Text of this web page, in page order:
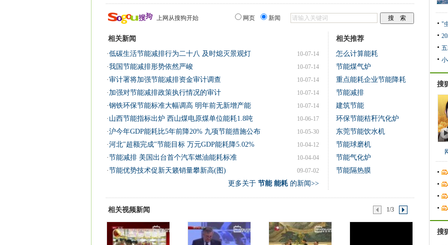
上网从搜狗开始 网页 新闻
相关新闻
10-07-14
·低碳生活节能减排行为二十八 及时熄灭景观灯
10-07-14
·我国节能减排形势依然严峻
10-07-14
·审计署将加强节能减排资金审计调查
10-07-14
· 加强对节能减排政策执行情况的审计
10-07-14
·钢铁环保节能标准大幅调高 明年前无新增产能
10-06-17
· 山西节能指标出炉 西山煤电原煤单位能耗1.8吨
10-05-30
·沪今年GDP能耗比5年前降20% 九项节能措施公布
10-04-12
·河北"超额完成"节能目标 万元GDP能耗降5.02%
10-04-04
·节能减排 美国出台首个汽车燃油能耗标准
09-07-02
·节能优势技术促新天籁销量攀新高(图)
更多关于 节能 能耗的新闻>>
相关推荐
怎么计算能耗
节能煤气炉
重点能耗企业节能降耗
节能减排
建筑节能
环保节能秸秆汽化炉
东莞节能饮水机
节能球磨机
节能气化炉
节能隔热膜
相关视频新闻 1/3
"
搜
搜